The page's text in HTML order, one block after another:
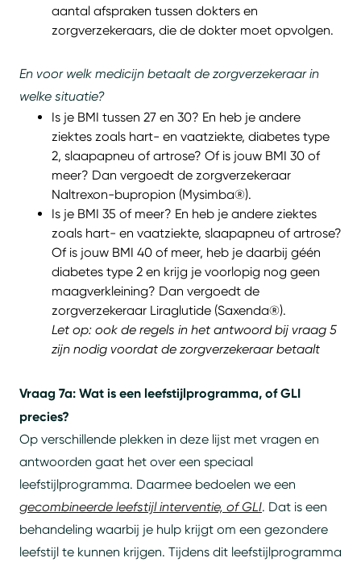
aantal afspraken tussen dokters en
zorgverzekeraars, die de dokter moet opvolgen.
En voor welk medicijn betaalt de zorgverzekeraar in
welke situatie?
Is je BMI tussen 27 en 30? En heb je andere
ziektes zoals hart- en vaatziekte, diabetes type
2, slaapapneu of artrose? Of is jouw BMI 30 of
meer? Dan vergoedt de zorgverzekeraar
Naltrexon-bupropion (Mysimba®).
Is je BMI 35 of meer? En heb je andere ziektes
zoals hart- en vaatziekte, slaapapneu of artrose?
Of is jouw BMI 40 of meer, heb je daarbij géén
diabetes type 2 en krijg je voorlopig nog geen
maagverkleining? Dan vergoedt de
zorgverzekeraar Liraglutide (Saxenda®).
Let op: ook de regels in het antwoord bij vraag 5
zijn nodig voordat de zorgverzekeraar betaalt
Vraag 7a: Wat is een leefstijlprogramma, of GLI
precies?
Op verschillende plekken in deze lijst met vragen en
antwoorden gaat het over een speciaal
leefstijlprogramma. Daarmee bedoelen we een
gecombineerde leefstijl interventie, of GLI. Dat is een
behandeling waarbij je hulp krijgt om een gezondere
leefstijl te kunnen krijgen. Tijdens dit leefstijlprogramma